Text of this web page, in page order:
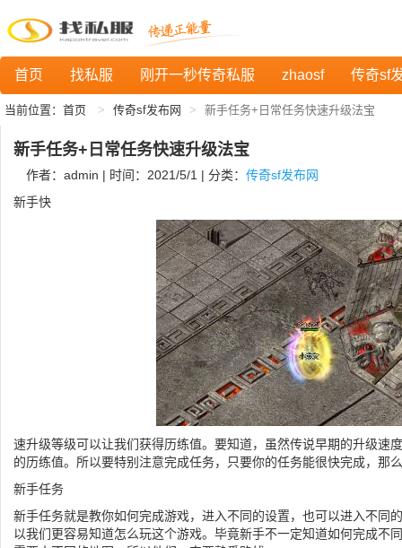
首页 找私服 刚开一秒传奇私服 zhaosf 传奇sf
当前位置： 首页 传奇sf发布网 新手任务+日常任务快速升级法宝
新手任务+日常任务快速升级法宝
作者：admin | 时间：2021/5/1 | 分类： 传奇sf发布网
新手快
速升级等级可以让我们获得历练值。要知道，虽然传说早期的升级速
的历练值。所以要特别注意完成任务，只要你的任务能很快完成，那
新手任务
新手任务就是教你如何完成游戏，进入不同的设置，也可以进入不同
以我们更容易知道怎么玩这个游戏。毕竟新手不一定知道如何完成不